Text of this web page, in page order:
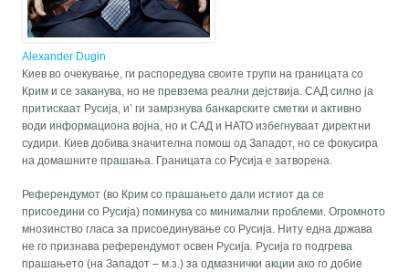
Alexander Dugin
Киев во очекување, ги распоредува своите трупи на границата со
Крим и се заканува, но не превзема реални дејствија. САД силно ја
притискаат Русија, и’ ги замрзнува банкарските сметки и активно
води информациона војна, но и САД и НАТО избегнуваат директни
судири. Киев добива значителна помош од Западот, но се фокусира
на домашните прашања. Границата со Русија е затворена.
Референдумот (во Крим со прашањето дали истиот да се
присоедини со Русија) поминува со минимални проблеми. Огромното
мнозинство гласа за присоединување со Русија. Ниту една држава
не го признава референдумот освен Русија. Русија го подгрева
прашањето (на Западот – м.з.) за одмазнички акции ако го добие